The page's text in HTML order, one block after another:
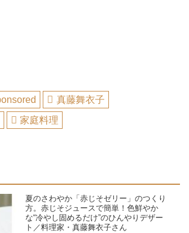
真藤舞衣子
家庭料理
夏のさわやか「赤じそゼリー」のつくり
方。赤じそジュースで簡単！色鮮やか
な“冷やし固めるだけ”のひんやりデザー
ト／料理家・真藤舞衣子さん